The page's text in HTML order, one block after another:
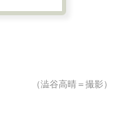
（澁谷高晴＝撮影）